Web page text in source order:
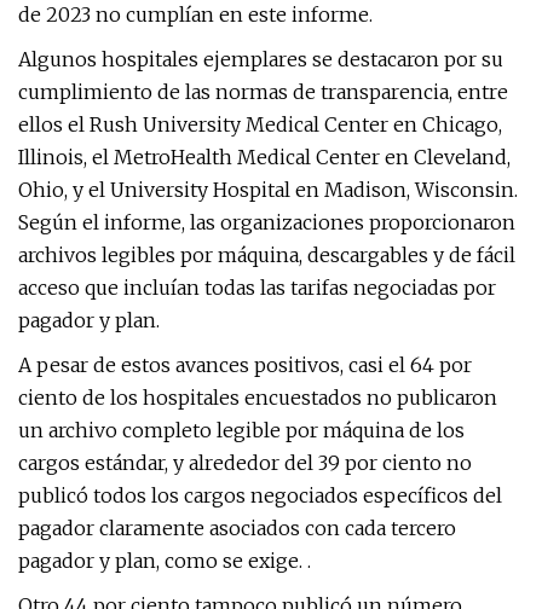
de 2023 no cumplían en este informe.
Algunos hospitales ejemplares se destacaron por su
cumplimiento de las normas de transparencia, entre
ellos el Rush University Medical Center en Chicago,
Illinois, el MetroHealth Medical Center en Cleveland,
Ohio, y el University Hospital en Madison, Wisconsin.
Según el informe, las organizaciones proporcionaron
archivos legibles por máquina, descargables y de fácil
acceso que incluían todas las tarifas negociadas por
pagador y plan.
A pesar de estos avances positivos, casi el 64 por
ciento de los hospitales encuestados no publicaron
un archivo completo legible por máquina de los
cargos estándar, y alrededor del 39 por ciento no
publicó todos los cargos negociados específicos del
pagador claramente asociados con cada tercero
pagador y plan, como se exige. .